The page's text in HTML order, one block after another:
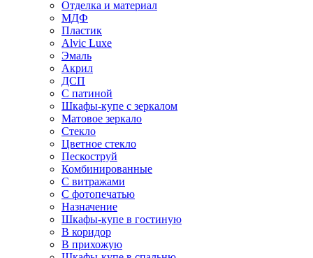
Отделка и материал
МДФ
Пластик
Alvic Luxe
Эмаль
Акрил
ДСП
С патиной
Шкафы-купе с зеркалом
Матовое зеркало
Стекло
Цветное стекло
Пескоструй
Комбинированные
С витражами
С фотопечатью
Назначение
Шкафы-купе в гостиную
В коридор
В прихожую